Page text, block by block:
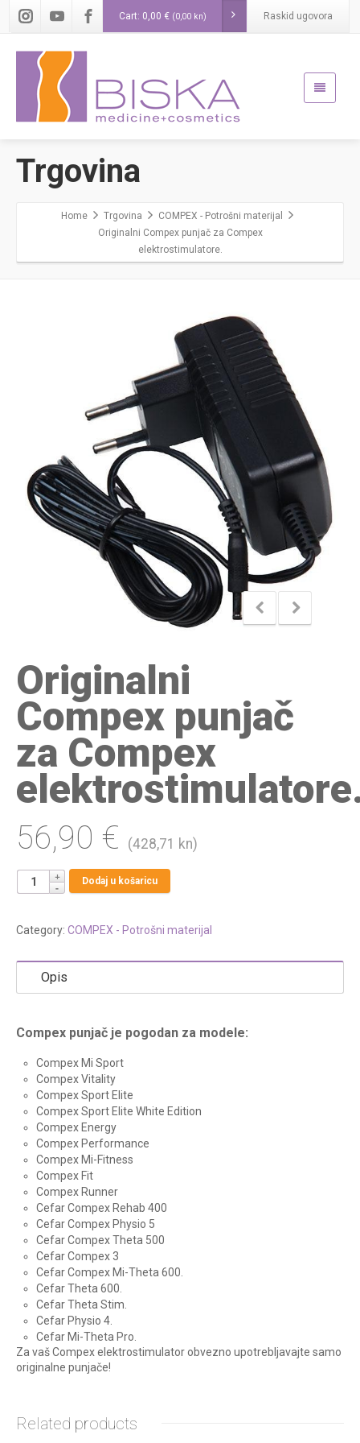
Cart: 0,00 € (0,00 kn) Raskid ugovora
Trgovina
Home Trgovina
COMPEX - Potrošni materijal
Originalni Compex punjač za Compex
elektrostimulatore.
Originalni
Compex punjač
za Compex
56,90 € (428,71 kn)
Dodaj u košaricu
Category: COMPEX - Potrošni materijal
Opis
Compex punjač je pogodan za modele:
Compex Mi Sport
Compex Vitality
Compex Sport Elite
Compex Sport Elite White Edition
Compex Energy
Compex Performance
Compex Mi-Fitness
Compex Fit
Compex Runner
Cefar Compex Rehab 400
Cefar Compex Physio 5
Cefar Compex Theta 500
Cefar Compex 3
Cefar Compex Mi-Theta 600.
Cefar Theta 600.
Cefar Theta Stim.
Cefar Physio 4.
Cefar Mi-Theta Pro.
Za vaš Compex elektrostimulator obvezno upotrebljavajte samo
originalne punjače!
Related products